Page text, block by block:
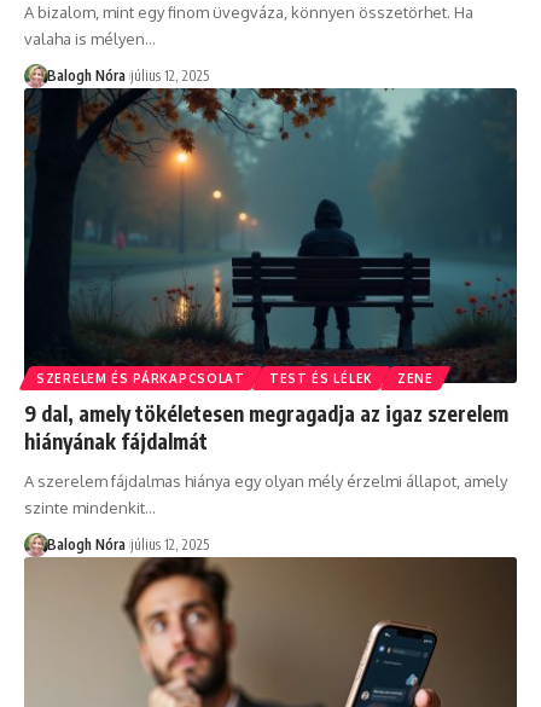
A bizalom, mint egy finom üvegváza, könnyen összetörhet. Ha
valaha is mélyen…
Balogh Nóra július 12, 2025
SZERELEM ÉS PÁRKAPCSOLAT TEST ÉS LÉLEK ZENE
9 dal, amely tökéletesen megragadja az igaz szerelem
hiányának fájdalmát
A szerelem fájdalmas hiánya egy olyan mély érzelmi állapot, amely
szinte mindenkit…
Balogh Nóra július 12, 2025